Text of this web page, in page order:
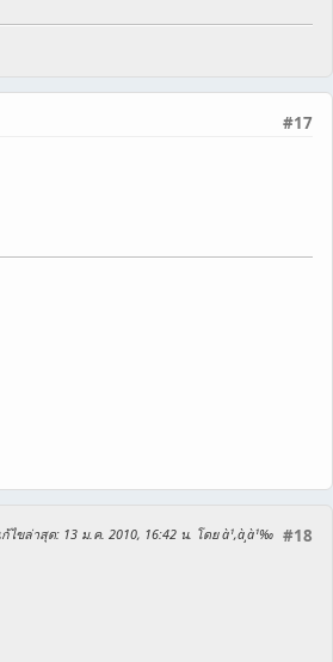
#17
#18
ไขล่าสุด: 13 ม.ค. 2010, 16:42 น. โดย à¹‚à¸à¹‰